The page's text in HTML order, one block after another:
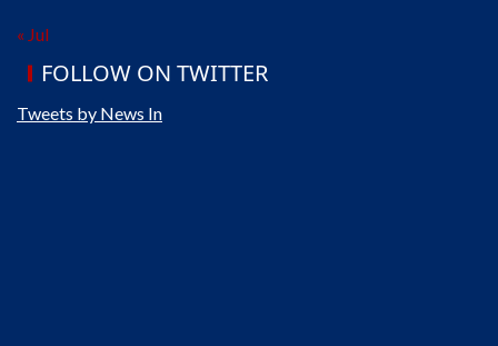
« Jul
FOLLOW ON TWITTER
Tweets by News In